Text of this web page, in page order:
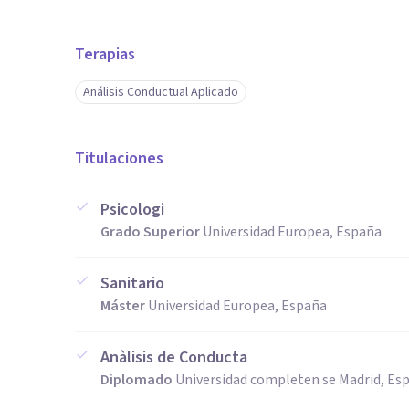
Terapias
Análisis Conductual Aplicado
Titulaciones
Psicologi
Grado SuperiorUniversidad Europea, España
Sanitario
MásterUniversidad Europea, España
Anàlisis de Conducta
Diplomado Universidad completen se Madrid,